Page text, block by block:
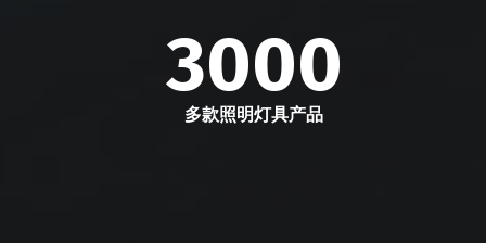
3000
多款照明灯具产品